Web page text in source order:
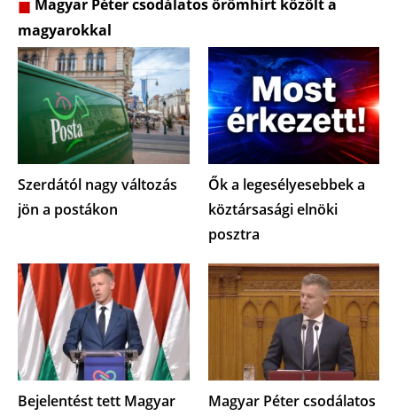
Magyar Péter csodálatos örömhírt közölt a
magyarokkal
Szerdától nagy változás
jön a postákon
Ők a legesélyesebbek a
köztársasági elnöki
posztra
Bejelentést tett Magyar
Magyar Péter csodálatos